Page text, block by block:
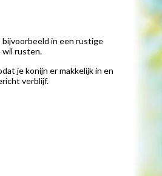
bijvoorbeeld in een rustige
wil rusten.
je konijn er makkelijk in en
verblijf.